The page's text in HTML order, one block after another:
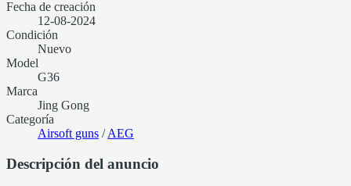
Fecha de creación
12-08-2024
Condición
Nuevo
Model
G36
Marca
Jing Gong
Categoría
Airsoft guns /AEG
Descripción del anuncio